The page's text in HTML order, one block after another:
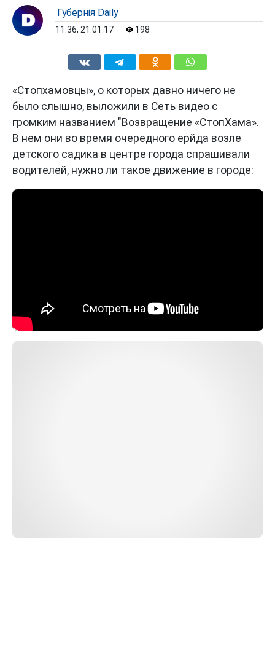
Губернiя Daily
11:36, 21.01.17 198
«Стопхамовцы», о которых давно ничего не
было слышно, выложили в Сеть видео с
громким названием "Возвращение «СтопХама».
В нем они во время очередного ерйда возле
детского садика в центре города спрашивали
водителей, нужно ли такое движение в городе: